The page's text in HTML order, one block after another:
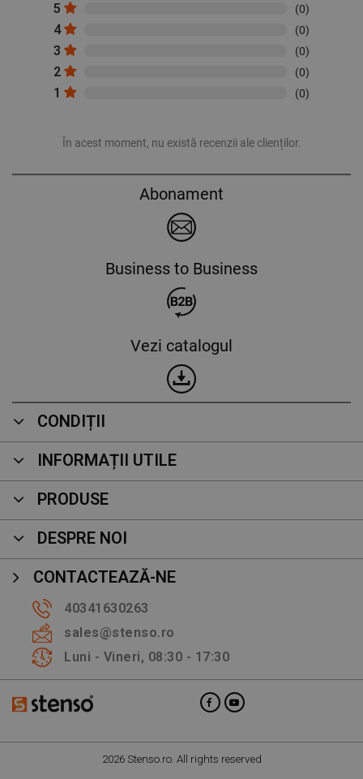
5 (0)
4 (0)
3 (0)
2 (0)
1 (0)
În acest moment, nu există recenzii ale clienților.
Abonament
Business to Business
Vezi catalogul
CONDIȚII
INFORMAȚII UTILE
PRODUSE
DESPRE NOI
CONTACTEAZĂ-NE
40341630263
sales@stenso.ro
Luni - Vineri, 08:30 - 17:30
2026 Stenso.ro. All rights reserved